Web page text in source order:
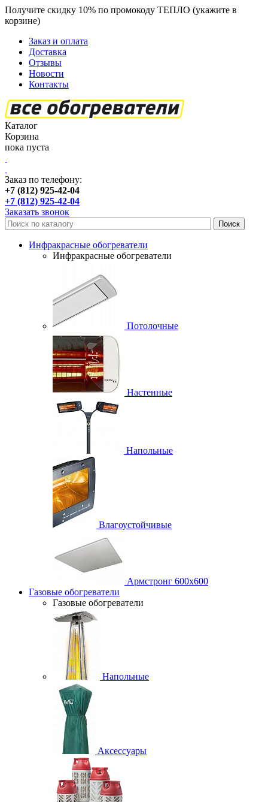
Получите скидку 10% по промокоду ТЕПЛО (укажите в
корзине)
Заказ и оплата
Доставка
Отзывы
Новости
Контакты
Каталог
Корзина
пока пуста
Заказ по телефону:
+7 (812) 925-42-04
+7 (812) 925-42-04
Заказать звонок
Инфракрасные обогреватели
Инфракрасные обогреватели
Потолочные
Настенные
Напольные
Влагоустойчивые
Армстронг 600х600
Газовые обогреватели
Газовые обогреватели
Напольные
Аксессуары